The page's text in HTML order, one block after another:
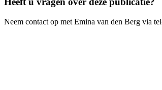
Neem contact op met Emina van den Berg via